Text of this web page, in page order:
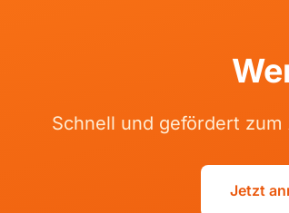
Schnell und gefördert
Jetzt